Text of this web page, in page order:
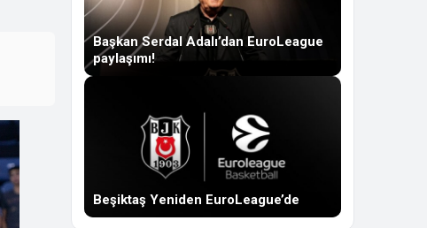
Başkan Serdal Adalı’dan EuroLeague
paylaşımı!
Beşiktaş Yeniden EuroLeague’de